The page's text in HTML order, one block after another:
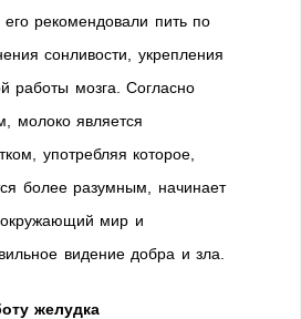
рекомендовали пить по
сонливости, укрепления
работы мозга. Согласно
молоко является
употребляя которое,
более разумным, начинает
мир и
видение добра и зла.
желудка